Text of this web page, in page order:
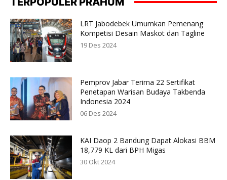
LRT Jabodebek Umumkan Pemenang
Kompetisi Desain Maskot dan Tagline
19 Des 2024
Pemprov Jabar Terima 22 Sertifikat
Penetapan Warisan Budaya Takbenda
Indonesia 2024
06 Des 2024
KAI Daop 2 Bandung Dapat Alokasi BBM
18,779 KL dari BPH Migas
30 Okt 2024